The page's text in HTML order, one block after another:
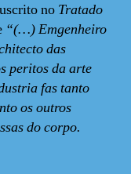
no Tratado
“(…) Emgenheiro
das
peritos da arte
fas tanto
os outros
do corpo.